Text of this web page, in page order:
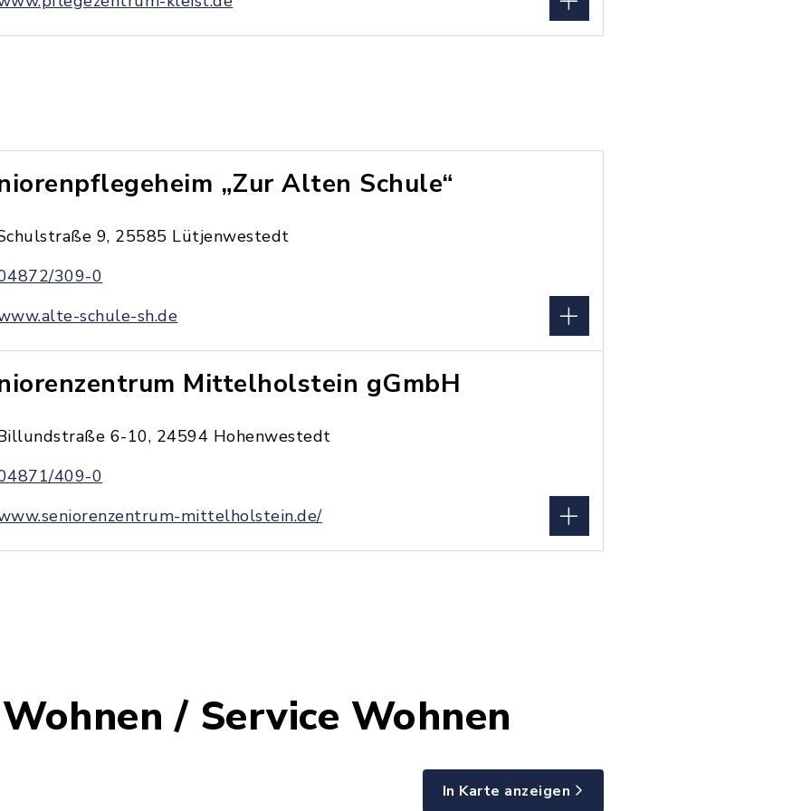
„Zur Alten Schule“
9, 25585 Lütjenwestedt
309-0
schule-sh.de
Mittelholstein gGmbH
6-10, 24594 Hohenwestedt
409-0
mittelholstein.de/
/ Service Wohnen
In Karte anzeigen